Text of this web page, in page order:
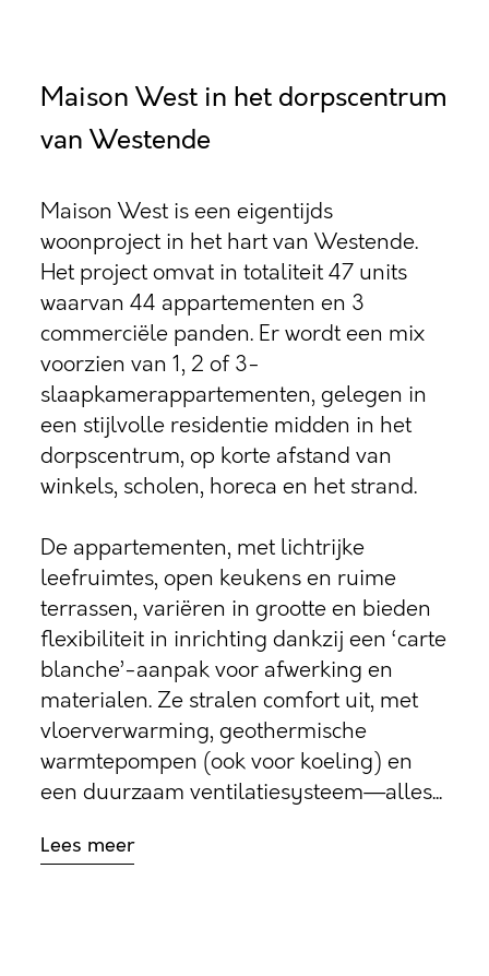
Maison West in het dorpscentrum
van Westende
Maison West is een eigentijds
woonproject in het hart van Westende.
Het project omvat in totaliteit 47 units
waarvan 44 appartementen en 3
commerciële panden. Er wordt een mix
voorzien van 1, 2 of 3-
slaapkamerappartementen, gelegen in
een stijlvolle residentie midden in het
dorpscentrum, op korte afstand van
winkels, scholen, horeca en het strand.
De appartementen, met lichtrijke
leefruimtes, open keukens en ruime
terrassen, variëren in grootte en bieden
flexibiliteit in inrichting dankzij een ‘carte
blanche’-aanpak voor afwerking en
materialen. Ze stralen comfort uit, met
vloerverwarming, geothermische
warmtepompen (ook voor koeling) en
een duurzaam ventilatiesysteem—alles...
Lees meer